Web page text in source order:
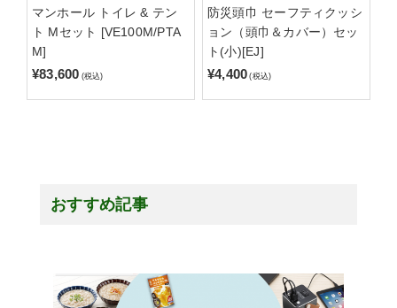
マンホール トイレ & テン
ト Mセット [VE100M/PTA
M]
¥83,600 (税込)
防災頭巾 セーフティクッシ
ョン（頭巾＆カバー）セッ
ト(小)[EJ]
¥4,400 (税込)
おすすめ記事